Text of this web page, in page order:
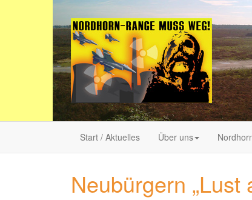
Start / Aktuelles Über uns
Neubürgern „Lust